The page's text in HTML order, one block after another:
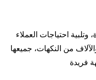
وتلبية احتياجات العملاء
من النكهات، جميعها